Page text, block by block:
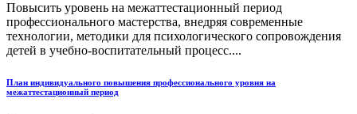
Повысить уровень на межаттестационный период
профессионального мастерства, внедряя современные
технологии, методики для психологического сопровождения
детей в учебно-воспитательный процесс....
План индивидуального повышения профессионального уровня на
межаттестационный период